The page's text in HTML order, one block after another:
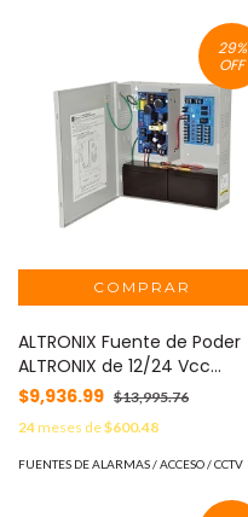
29%
OFF
ALTRONIX Fuente de Poder
ALTRONIX de 12/24 Vcc
(Seleccionable) @ 6A / 1
entrada de control a 5
salidas UL-294, UL-1481, UL-
603, UL-1069. cUL, CSFM y
de Acceso, Sistemas de
$9,936.99 $13,995.76
24meses de$600.48
FUENTES DE ALARMAS / ACCESO / CCTV